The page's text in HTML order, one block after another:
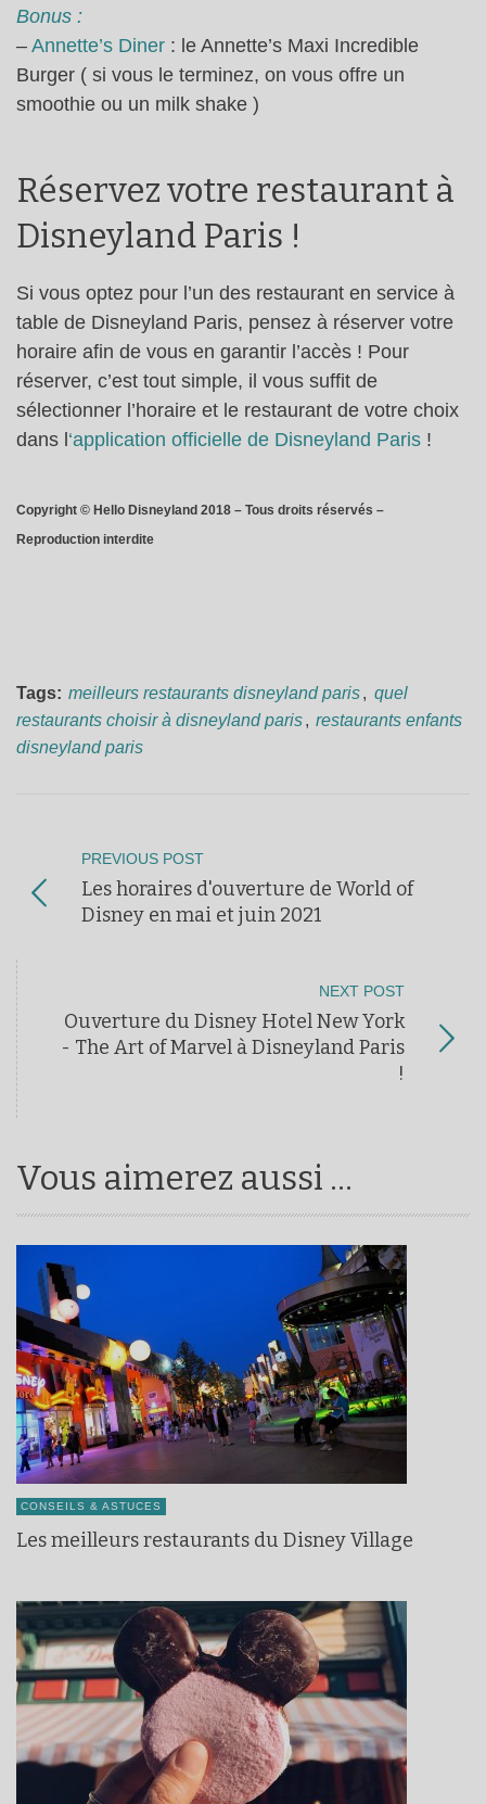
Bonus :
– Annette’s Diner : le Annette’s Maxi Incredible
Burger ( si vous le terminez, on vous offre un
smoothie ou un milk shake )
Réservez votre restaurant à
Disneyland Paris !
Si vous optez pour l’un des restaurant en service à
table de Disneyland Paris, pensez à réserver votre
horaire afin de vous en garantir l’accès ! Pour
réserver, c’est tout simple, il vous suffit de
sélectionner l’horaire et le restaurant de votre choix
dans l‘application officielle de Disneyland Paris !
Copyright © Hello Disneyland 2018 – Tous droits réservés –
Reproduction interdite
Tags: meilleurs restaurants disneyland paris, quel
restaurants choisir à disneyland paris, restaurants enfants
disneyland paris
PREVIOUS POST
Les horaires d'ouverture de World of
Disney en mai et juin 2021
NEXT POST
Ouverture du Disney Hotel New York
- The Art of Marvel à Disneyland Paris
!
Vous aimerez aussi ...
CONSEILS & ASTUCES
Les meilleurs restaurants du Disney Village